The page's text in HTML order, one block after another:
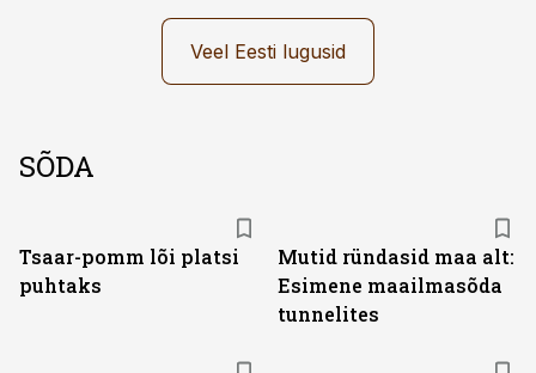
Veel Eesti lugusid
SÕDA
Tsaar-pomm lõi platsi
puhtaks
Mutid ründasid maa alt:
Esimene maailmasõda
tunnelites